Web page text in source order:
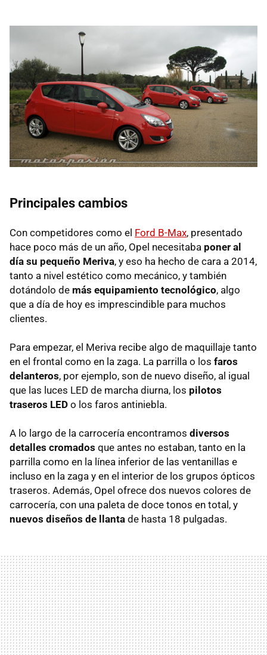
Principales cambios
Con competidores como el Ford B-Max, presentado
hace poco más de un año, Opel necesitaba poner al
día su pequeño Meriva, y eso ha hecho de cara a 2014,
tanto a nivel estético como mecánico, y también
dotándolo de más equipamiento tecnológico, algo
que a día de hoy es imprescindible para muchos
clientes.
Para empezar, el Meriva recibe algo de maquillaje tanto
en el frontal como en la zaga. La parrilla o los faros
delanteros, por ejemplo, son de nuevo diseño, al igual
que las luces LED de marcha diurna, los pilotos
traseros LED o los faros antiniebla.
A lo largo de la carrocería encontramos diversos
detalles cromados que antes no estaban, tanto en la
parrilla como en la línea inferior de las ventanillas e
incluso en la zaga y en el interior de los grupos ópticos
traseros. Además, Opel ofrece dos nuevos colores de
carrocería, con una paleta de doce tonos en total, y
nuevos diseños de llanta de hasta 18 pulgadas.